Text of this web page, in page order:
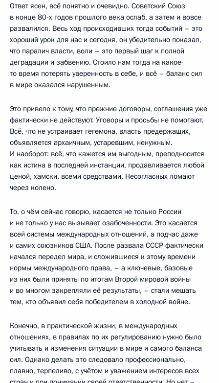
Ответ ясен, всё понятно и очевидно. Советский Союз
в конце 80-х годов прошлого века ослаб, а затем и вовсе
развалился. Весь ход происходивших тогда событий – это
хороший урок для нас и сегодня, он убедительно показал,
что паралич власти, воли – это первый шаг к полной
деградации и забвению. Стоило нам тогда на какое-
то время потерять уверенность в себе, и всё – баланс сил
в мире оказался нарушенным.
Это привело к тому, что прежние договоры, соглашения уже
фактически не действуют. Уговоры и просьбы не помогают.
Всё, что не устраивает гегемона, власть предержащих,
объявляется архаичным, устаревшим, ненужным.
И наоборот: всё, что кажется им выгодным, преподносится
как истина в последней инстанции, продавливается любой
ценой, хамски, всеми средствами. Несогласных ломают
через колено.
То, о чём сейчас говорю, касается не только России
и не только у нас вызывает озабоченности. Это касается
всей системы международных отношений, а подчас даже
и самих союзников США. После развала СССР фактически
начался передел мира, и сложившиеся к этому времени
нормы международного права, – а ключевые, базовые
из них были приняты по итогам Второй мировой войны
и во многом закрепляли её результаты, – стали мешать
тем, кто объявил себя победителем в холодной войне.
Конечно, в практической жизни, в международных
отношениях, в правилах по их регулированию нужно было
учитывать и изменения ситуации в мире и самого баланса
сил. Однако делать это следовало профессионально,
плавно, терпеливо, с учётом и уважением интересов всех